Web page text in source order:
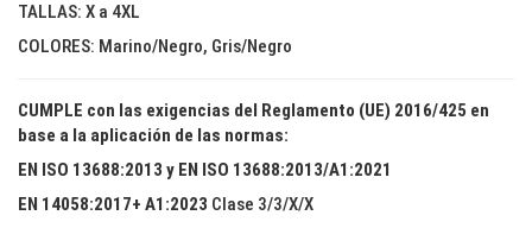
TALLAS: X a 4XL
COLORES: Marino/Negro, Gris/Negro
CUMPLE con las exigencias del Reglamento (UE) 2016/425 en
base a la aplicación de las normas:
EN ISO 13688:2013 y EN ISO 13688:2013/A1:2021
EN 14058:2017+ A1:2023 Clase 3/3/X/X